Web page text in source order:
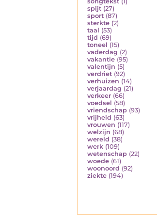
spijt (27)
sport (87)
sterkte (2)
taal (53)
tijd (69)
toneel (15)
vaderdag (2)
vakantie (95)
valentijn (5)
verdriet (92)
verhuizen (14)
verjaardag (21)
verkeer (66)
voedsel (58)
vriendschap (93)
vrijheid (63)
vrouwen (117)
welzijn (68)
wereld (38)
werk (109)
wetenschap (22)
woede (61)
woonoord (92)
ziekte (194)